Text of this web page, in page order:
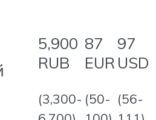
5,900
RUB
(3,300-
87
EUR
(50-
97
USD
(56-